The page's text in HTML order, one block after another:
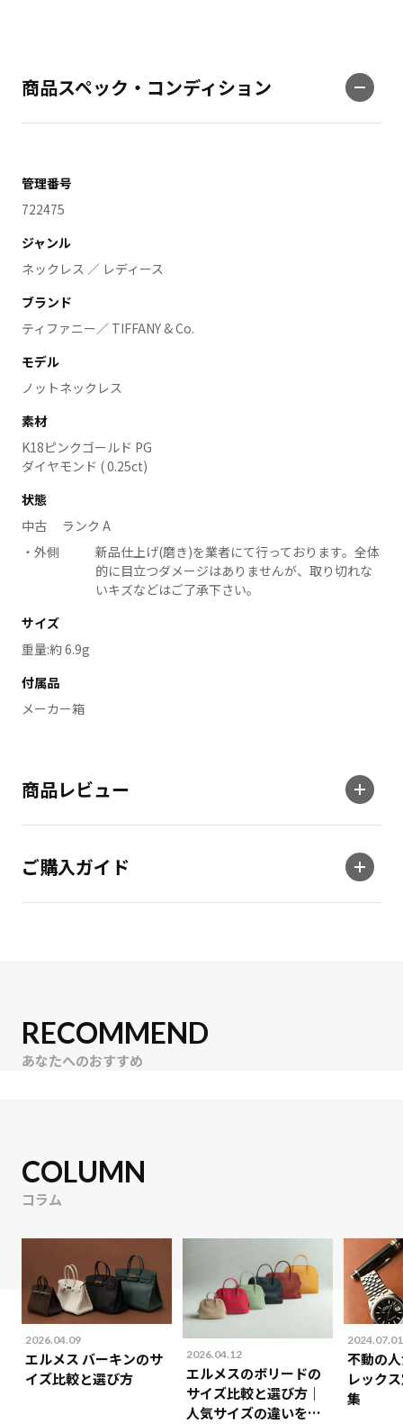
商品スペック・コンディション
管理番号
722475
ジャンル
ネックレス ／ レディース
ブランド
ティファニー／ TIFFANY & Co.
モデル
ノットネックレス
素材
K18ピンクゴールド PG
ダイヤモンド ( 0.25ct)
状態
中古 ランク A
外側
新品仕上げ(磨き)を業者にて行っております。全体
的に目立つダメージはありませんが、取り切れな
いキズなどはご了承下さい。
サイズ
重量:約 6.9g
付属品
メーカー箱
商品レビュー
ご購入ガイド
RECOMMEND
あなたへのおすすめ
COLUMN
コラム
2026.04.09
エルメス バーキンのサ
イズ比較と選び方
2026.04.12
エルメスのボリードの
サイズ比較と選び方｜
人気サイズの違いを解
2024.07.01
不動の
レック
集